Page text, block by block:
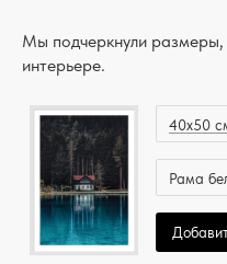
Мы подчеркнули
интерьере.
40x50
Рама